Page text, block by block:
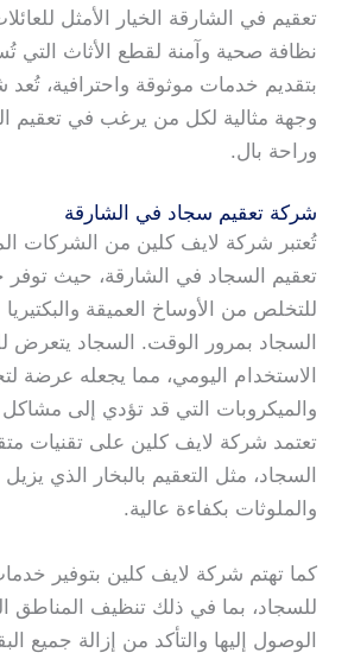
تعقيم في الشارقة الخيار الأمثل
نظافة صحية وآمنة لقطع الأثاث التي
بتقديم خدمات موثوقة واحترافية،
وجهة مثالية لكل من يرغب في تعقيم
وراحة بال.
شركة تعقيم سجاد في الشارقة
تُعتبر شركة لايف كلين من الشركات
تعقيم السجاد في الشارقة، حيث توفر
للتخلص من الأوساخ العميقة
السجاد بمرور الوقت. السجاد يتعرض
الاستخدام اليومي، مما يجعله عرضة
والميكروبات التي قد تؤدي إلى
تعتمد شركة لايف كلين على تقنيات
السجاد، مثل التعقيم بالبخار الذي يزيل
والملوثات بكفاءة عالية.
كما تهتم شركة لايف كلين بتوفير
للسجاد، بما في ذلك تنظيف المناطق
الوصول إليها والتأكد من إزالة جميع